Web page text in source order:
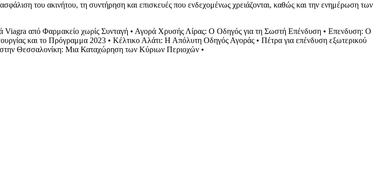
του ακινήτου, τη συντήρηση και επισκευές που ενδεχομένως χρειάζονται, καθώς και την ενημέρωση των
Viagra από Φαρμακείο χωρίς Συνταγή • Αγορά Χρυσής Λίρας: Ο Οδηγός για τη Σωστή Επένδυση • Επενδυση: Ο
και το Πρόγραμμα 2023 • Κέλτικο Αλάτι: Η Απόλυτη Οδηγός Αγοράς • Πέτρα για επένδυση εξωτερικού
Θεσσαλονίκη: Μια Καταχώρηση των Κύριων Περιοχών •